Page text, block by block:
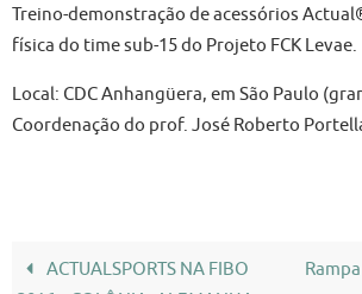
Treino-demonstração de acessórios
física do time sub-15 do Projeto FCK Levae.
Local: CDC Anhangüera, em São Paulo
Coordenação do prof. José Roberto
ACTUALSPORTS NA FIBO